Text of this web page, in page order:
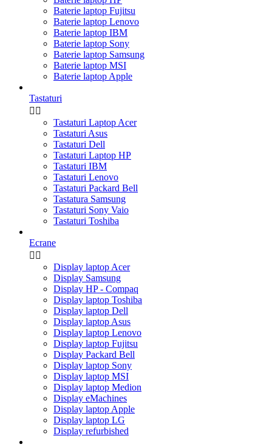
Baterie laptop Fujitsu
Baterie laptop Lenovo
Baterie laptop IBM
Baterie laptop Sony
Baterie laptop Samsung
Baterie laptop MSI
Baterie laptop Apple
Tastaturi
 
Tastaturi Laptop Acer
Tastaturi Asus
Tastaturi Dell
Tastaturi Laptop HP
Tastaturi IBM
Tastaturi Lenovo
Tastaturi Packard Bell
Tastatura Samsung
Tastaturi Sony Vaio
Tastaturi Toshiba
Ecrane
 
Display laptop Acer
Display Samsung
Display HP - Compaq
Display laptop Toshiba
Display laptop Dell
Display laptop Asus
Display laptop Lenovo
Display laptop Fujitsu
Display Packard Bell
Display laptop Sony
Display laptop MSI
Display laptop Medion
Display eMachines
Display laptop Apple
Display laptop LG
Display refurbished